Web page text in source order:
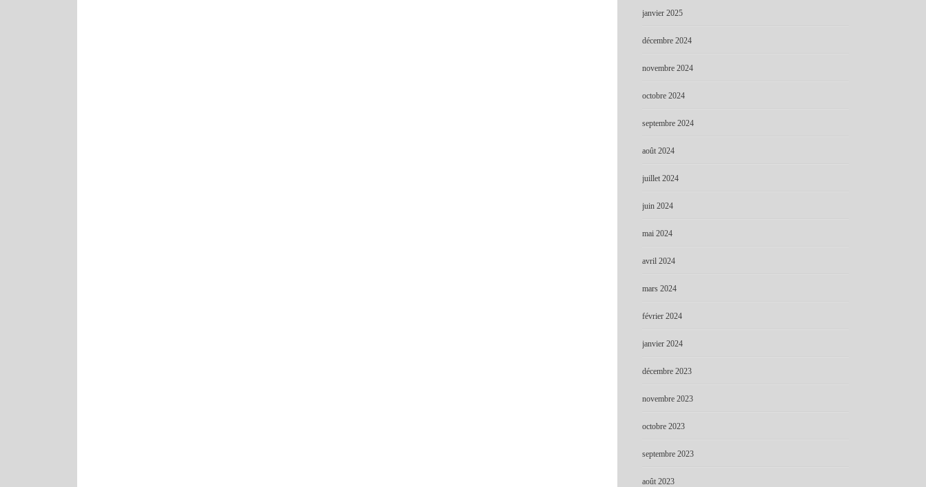
janvier 2025
décembre 2024
novembre 2024
octobre 2024
septembre 2024
août 2024
juillet 2024
juin 2024
mai 2024
avril 2024
mars 2024
février 2024
janvier 2024
décembre 2023
novembre 2023
octobre 2023
septembre 2023
août 2023